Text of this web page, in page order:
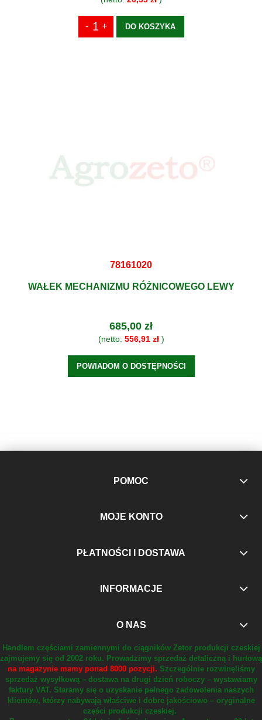
DO KOSZYKA
78161020
WAŁEK MECHANIZMU RÓŻNICOWEGO LEWY
685,00 zł
(netto: 556,91 zł)
POWIADOM O DOSTĘPNOŚCI
POMOC
MOJE KONTO
PŁATNOŚCI I DOSTAWA
INFORMACJE
O NAS
Handlem częściami zamiennymi do ciągników Zetor produkcji czeskiej
zajmujemy się od 2002 roku. Prowadzimy sprzedaż detaliczną i hurtową
na magazynie mamy ponad 8000 pozycji. Szczególnie rozwinęliśmy
sprzedaż wysyłkową – dostawa na drugi dzień roboczy – wystawiamy
faktury VAT. Staramy się o uzyskanie pełnego zadowolenia naszych
klientów, którzy nabywają właściwe i dobre jakościowo – oryginalne
części produkcji czeskiej.